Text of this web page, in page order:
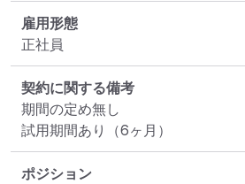
雇用形態
正社員
契約に関する備考
期間の定め無し
試用期間あり（6ヶ月）
ポジション